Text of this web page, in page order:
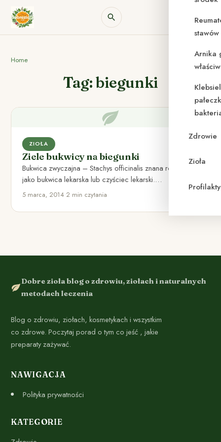
Arnika
Zdrowie
Zioła
Home
Tag: biegunki
ZIOŁA
Ziele bukwicy na biegunki
Bukwica zwyczajna – Stachys officinalis znana również,
jako bukwica lekarska lub czyściec lekarski.
Występowanie bukwicy zwyczajnej Miejsce
5 marca, 2014•2 min czytania
Dobre zioła blog o zdrowiu, ziołach i naturalnych
metodach leczenia
Blog o zdrowiu, ziołach, kosmetykach i wszystkim
co zdrowe. Poczytaj porad o tym co jeść , jakie
preparaty zażywać.
NAWIGACJA
Polityka prywatności
KATEGORIE